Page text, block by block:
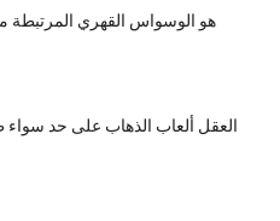
هو الوسواس القهري المرتبطة
العقل ألعاب الذهاب على حد سواء